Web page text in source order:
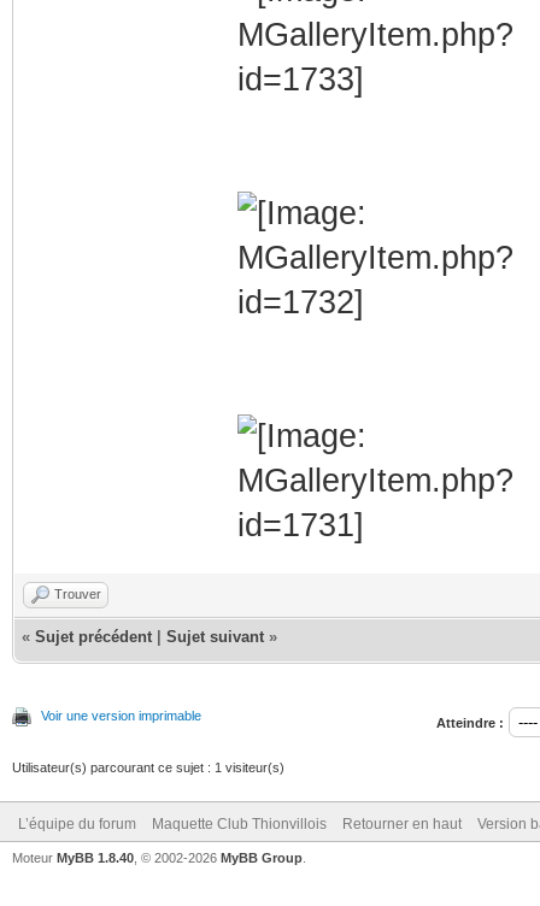
Trouver
« Sujet précédent Sujet suivant »
Voir une version imprimable Atteindre :
Utilisateur(s) parcourant ce sujet : 1 visiteur(s)
L’équipe du forum Maquette Club Thionvillois Retourner en haut Version
Moteur MyBB 1.8.40 , © 2002-2026 MyBB Group